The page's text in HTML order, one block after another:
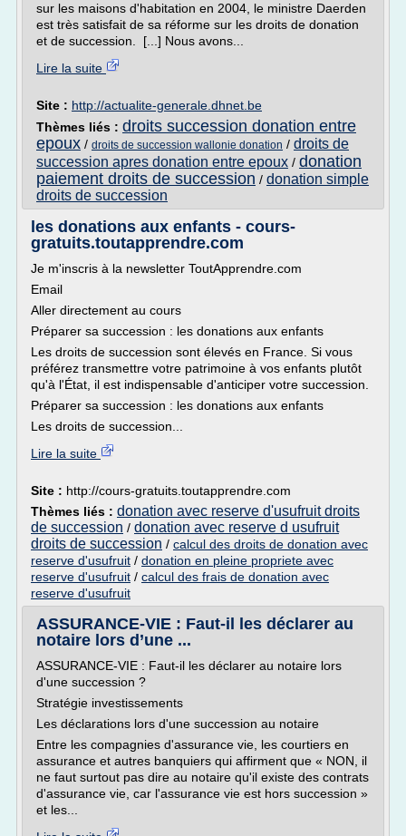
sur les maisons d'habitation en 2004, le ministre Daerden
est très satisfait de sa réforme sur les droits de donation
et de succession. [...] Nous avons...
Lire la suite
Site : http://actualite-generale.dhnet.be
Thèmes liés : droits succession donation entre
epoux / droits de succession wallonie donation / droits de
succession apres donation entre epoux / donation
paiement droits de succession / donation simple
droits de succession
les donations aux enfants - cours-
gratuits.toutapprendre.com
Je m'inscris à la newsletter ToutApprendre.com
Email
Aller directement au cours
Préparer sa succession : les donations aux enfants
Les droits de succession sont élevés en France. Si vous
préférez transmettre votre patrimoine à vos enfants plutôt
qu'à l'État, il est indispensable d'anticiper votre succession.
Préparer sa succession : les donations aux enfants
Les droits de succession...
Lire la suite
Site : http://cours-gratuits.toutapprendre.com
Thèmes liés : donation avec reserve d'usufruit droits
de succession / donation avec reserve d usufruit
droits de succession / calcul des droits de donation avec
reserve d'usufruit / donation en pleine propriete avec
reserve d'usufruit / calcul des frais de donation avec
reserve d'usufruit
ASSURANCE-VIE : Faut-il les déclarer au
notaire lors d’une ...
ASSURANCE-VIE : Faut-il les déclarer au notaire lors
d'une succession ?
Stratégie investissements
Les déclarations lors d'une succession au notaire
Entre les compagnies d'assurance vie, les courtiers en
assurance et autres banquiers qui affirment que « NON, il
ne faut surtout pas dire au notaire qu'il existe des contrats
d'assurance vie, car l'assurance vie est hors succession »
et les...